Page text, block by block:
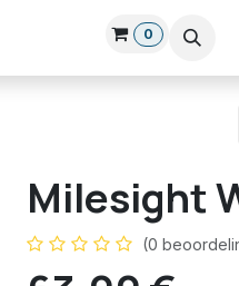
Login-hub
0
Milesight
(0